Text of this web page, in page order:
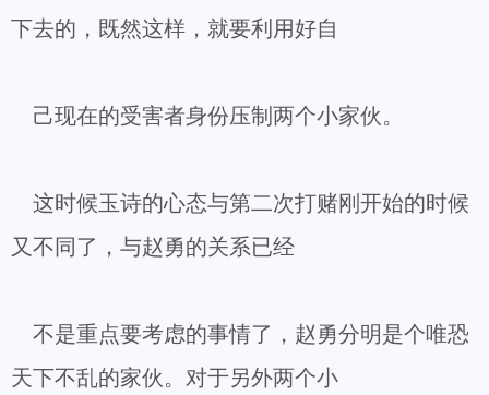
下去的，既然这样，就要利用好自
己现在的受害者身份压制两个小家伙。
这时候玉诗的心态与第二次打赌刚开始的时候
又不同了，与赵勇的关系已经
不是重点要考虑的事情了，赵勇分明是个唯恐
天下不乱的家伙。对于另外两个小